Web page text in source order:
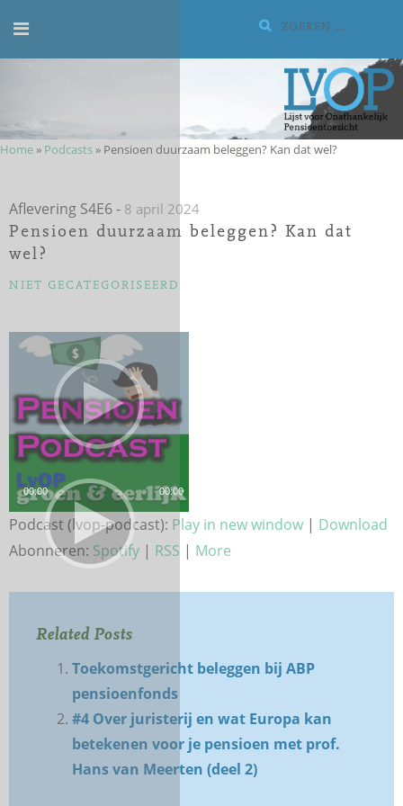
naar
de
Zoeken:
Home » Podcasts » Pensioen duurzaam beleggen? Kan dat wel?
Aflevering S4E6- 8 april 2024
Pensioen duurzaam beleggen? Kan dat
wel?
CATEGORIEËN
NIET GECATEGORISEERD
00:00 00:00
Audiospeler
Podcast (lvop-podcast): Play in new window | Download
Abonneren: Spotify | RSS | More
Related Posts
Toekomstgericht beleggen bij ABP
pensioenfonds
#4 Over juristerij en wat Europa kan
betekenen voor je pensioen met prof.
Hans van Meerten (deel 2)